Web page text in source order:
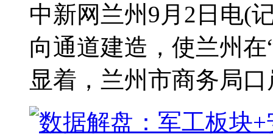
中新网兰州9月2日电(
向通道建造，使兰州
显着，兰州市商务局口